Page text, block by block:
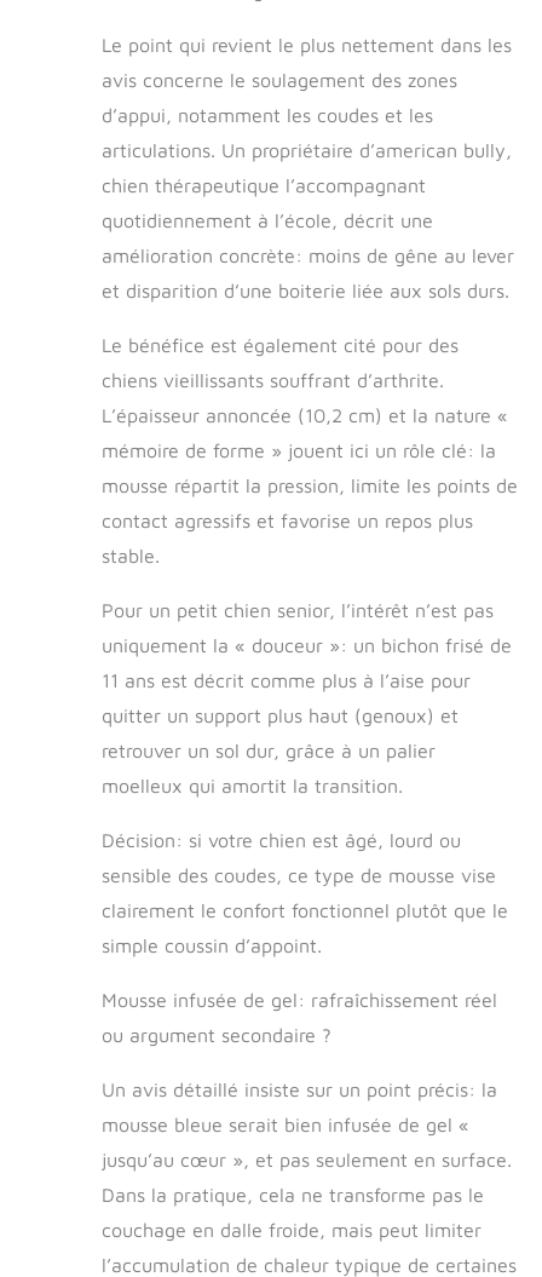
change pas de
temps. Ne
s'aplatit pas au fil
du temps et de
Contrairement à
d'autres
mousse à
mémoire de forme
sont utilisés pour
couper les coins,
nos coussinets
solides en mousse
à mémoire de
qualité supérieure.
Notre mousse à
soulagera les
douleurs et les
douleurs
votre animal de
compagnie et
soulagera les
excellente solution
pour les animaux
qui souffrent de
musculaires, de
d'arthrite.
Le point qui revient le plus nettement dans les
avis concerne le soulagement des zones
d’appui, notamment les coudes et les
articulations. Un propriétaire d’american bully,
chien thérapeutique l’accompagnant
quotidiennement à l’école, décrit une
amélioration concrète: moins de gêne au lever
et disparition d’une boiterie liée aux sols durs.
Le bénéfice est également cité pour des
chiens vieillissants souffrant d’arthrite.
L’épaisseur annoncée (10,2 cm) et la nature «
mémoire de forme » jouent ici un rôle clé: la
mousse répartit la pression, limite les points de
contact agressifs et favorise un repos plus
stable.
Pour un petit chien senior, l’intérêt n’est pas
uniquement la « douceur »: un bichon frisé de
11 ans est décrit comme plus à l’aise pour
quitter un support plus haut (genoux) et
retrouver un sol dur, grâce à un palier
moelleux qui amortit la transition.
Décision: si votre chien est âgé, lourd ou
sensible des coudes, ce type de mousse vise
clairement le confort fonctionnel plutôt que le
simple coussin d’appoint.
Mousse infusée de gel: rafraîchissement réel
ou argument secondaire ?
Un avis détaillé insiste sur un point précis: la
mousse bleue serait bien infusée de gel «
jusqu’au cœur », et pas seulement en surface.
Dans la pratique, cela ne transforme pas le
couchage en dalle froide, mais peut limiter
l’accumulation de chaleur typique de certaines